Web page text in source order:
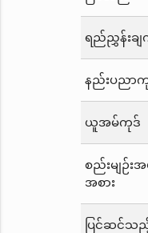
ရည်ညွှန်းခ
နည်းပညာ
ယူအမ်ကုဒ်
စည်းမျဉ်းအ
အစား
ပြင်ဆင်သ